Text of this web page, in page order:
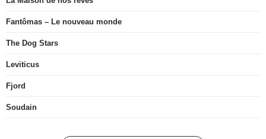
Fantômas – Le nouveau monde
The Dog Stars
Leviticus
Fjord
Soudain